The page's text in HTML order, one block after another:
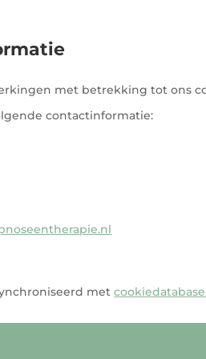
met betrekking tot ons
contactinformatie:
met